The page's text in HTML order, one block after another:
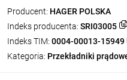
Producent: HAGER POLSKA
Indeks producenta: SRI03005
Indeks TIM: 0004-00013-15949
Kategoria: Przekładniki